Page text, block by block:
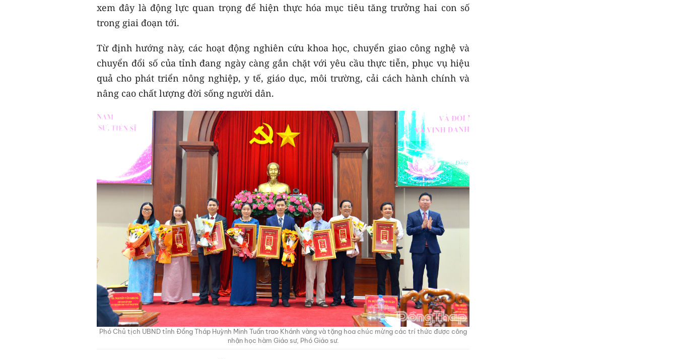
xem đây là động lực quan trọng để hiện thực hóa mục tiêu tăng trưởng hai con số
trong giai đoạn tới.
Từ định hướng này, các hoạt động nghiên cứu khoa học, chuyển giao công nghệ và
chuyển đổi số của tỉnh đang ngày càng gắn chặt với yêu cầu thực tiễn, phục vụ hiệu
quả cho phát triển nông nghiệp, y tế, giáo dục, môi trường, cải cách hành chính và
nâng cao chất lượng đời sống người dân.
Phó Chủ tịch UBND tỉnh Đồng Tháp Huỳnh Minh Tuấn trao Khánh vàng và tặng hoa chúc mừng các trí thức được công
nhận học hàm Giáo sư, Phó Giáo sư.